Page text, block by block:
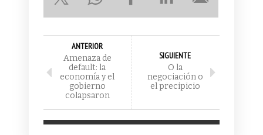
ANTERIOR
Amenaza de
default: la
economía y el
gobierno
colapsaron
SIGUIENTE
O la
negociación o
el precipicio